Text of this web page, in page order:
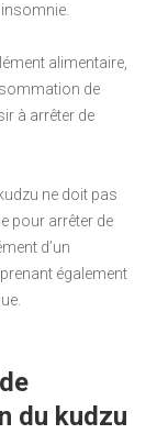
alimentaire,
de
à arrêter de
ne doit pas
pour arrêter de
d’un
également
du kudzu